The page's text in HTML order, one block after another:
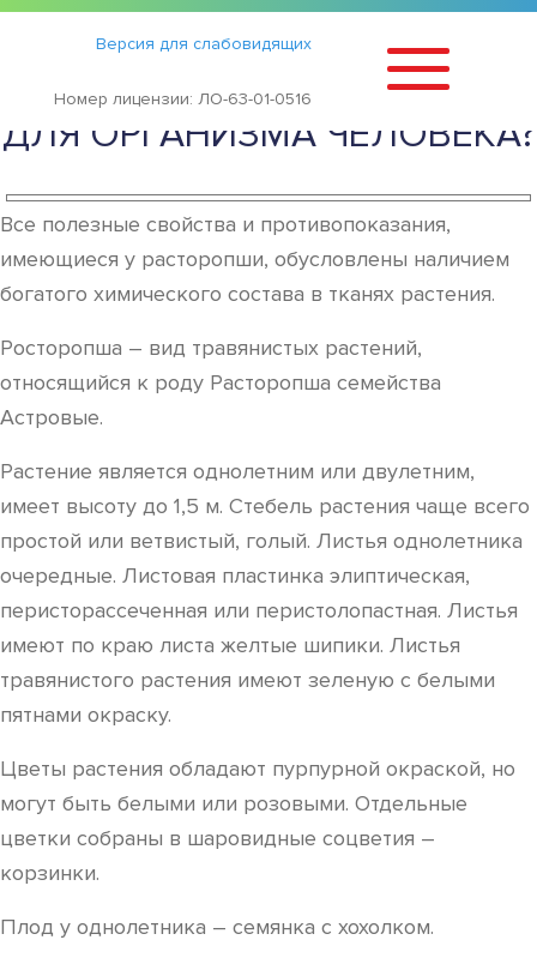
Версия для слабовидящих
Номер лицензии: ЛО-63-01-0516
Статьи ›
ЧЕМ ПОЛЕЗНА РАСТОРОПША
ДЛЯ ОРГАНИЗМА ЧЕЛОВЕКА?
Все полезные свойства и противопоказания,
имеющиеся у расторопши, обусловлены наличием
богатого химического состава в тканях растения.
Росторопша – вид травянистых растений,
относящийся к роду Расторопша семейства
Астровые.
Растение является однолетним или двулетним,
имеет высоту до 1,5 м. Стебель растения чаще всего
простой или ветвистый, голый. Листья однолетника
очередные. Листовая пластинка элиптическая,
перисторассеченная или перистолопастная. Листья
имеют по краю листа желтые шипики. Листья
травянистого растения имеют зеленую с белыми
пятнами окраску.
Цветы растения обладают пурпурной окраской, но
могут быть белыми или розовыми. Отдельные
цветки собраны в шаровидные соцветия –
корзинки.
Плод у однолетника – семянка с хохолком.